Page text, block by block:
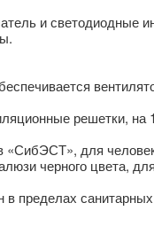
и светодиодные
решетки, на
«СибЭСТ», для
черного цвета,
пределах